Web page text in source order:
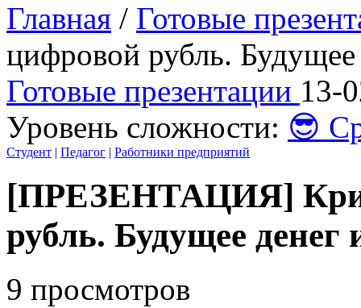
Главная / Готовые
цифровой рубль.
Готовые презентации 13-
Уровень сложности: 😎
Студент | Педагог | Работники предприятий
[ПРЕЗЕНТАЦИЯ]
рубль. Будущее
9 просмотров